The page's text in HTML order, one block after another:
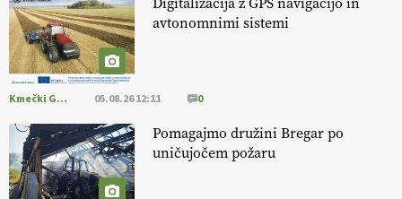
MORGAN
EKOloško = logično: ekološka kmetija
FREŠER
KMETIJSKA LIGA PRVAKOV: POMLADITEV
KMETIJSKE EKIPE
avtonomnimi sistemi
Kmečki Glas 05.08.26 12:11 0
Pomagajmo družini Bregar po
uničujočem požaru